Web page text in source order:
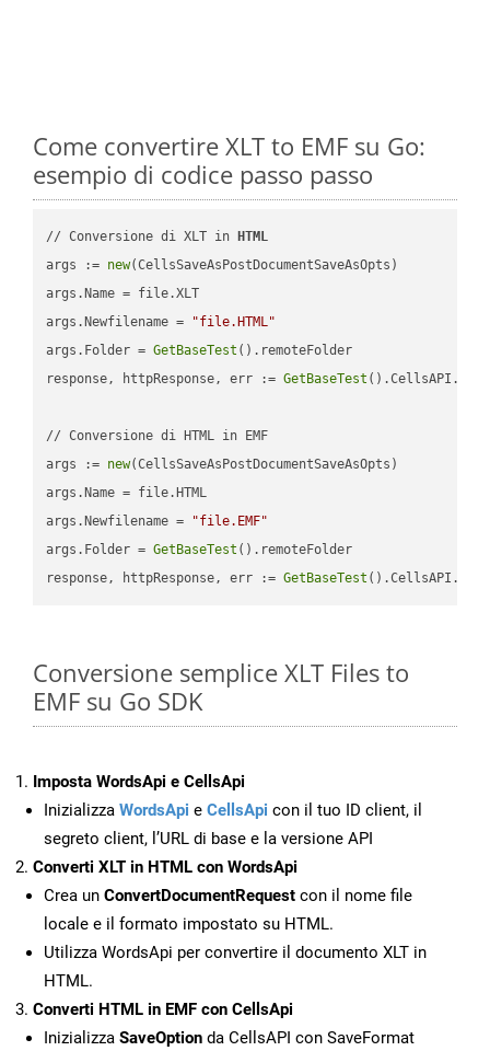
Come convertire XLT to EMF su Go:
esempio di codice passo passo
// Conversione di XLT in
HTML
args := new(CellsSaveAsPostDocumentSaveAsOpts)
args.Name = file.XLT
args.Newfilename =
"file.HTML"
args.Folder = GetBaseTest ().remoteFolder
response, httpResponse, err := GetBaseTest ().CellsAPI.
// Conversione di HTML in EMF
args := new(CellsSaveAsPostDocumentSaveAsOpts)
args.Name = file.HTML
args.Newfilename =
"file.EMF"
args.Folder = GetBaseTest ().remoteFolder
response, httpResponse, err := GetBaseTest ().CellsAPI.
Conversione semplice XLT Files to
EMF su Go SDK
Imposta WordsApi e CellsApi
Inizializza WordsApi e CellsApi con il tuo ID client, il
segreto client, l’URL di base e la versione API
Converti XLT in HTML con WordsApi
Crea un ConvertDocumentRequest con il nome file
locale e il formato impostato su HTML.
Utilizza WordsApi per convertire il documento XLT in
HTML.
Converti HTML in EMF con CellsApi
Inizializza SaveOption da CellsAPI con SaveFormat